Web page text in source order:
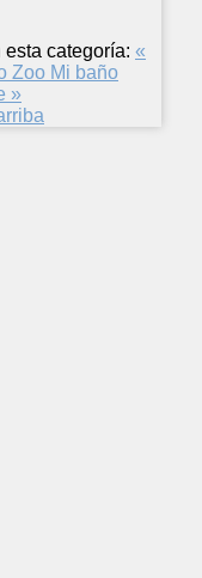
esta categoría: «
Zoo Mi baño
»